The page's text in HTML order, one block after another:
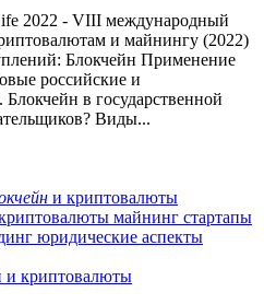
2022 - VIII международный
и майнингу (2022)
Блокчейн Применение
российские и
в государственной
Виды...
и криптовалюты
майнинг стартапы
юридические аспекты
и криптовалюты